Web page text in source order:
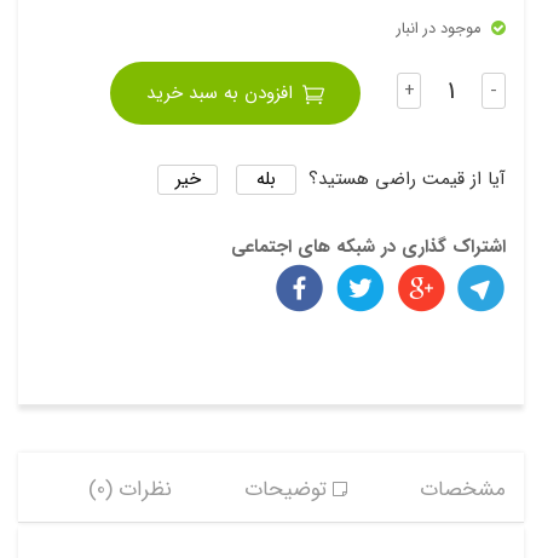
موجود در انبار
- تعداد + افزودن به سبد خرید
آیا از قیمت راضی هستید؟ بله خیر
اشتراک گذاری در شبکه های اجتماعی
مشخصات توضیحات نظرات (0)